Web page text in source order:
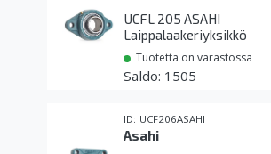
UCFL 205 ASAHI
Laippalaakeriyksikkö
Tuotetta on varastossa
1505
UCF206ASAHI
Asahi